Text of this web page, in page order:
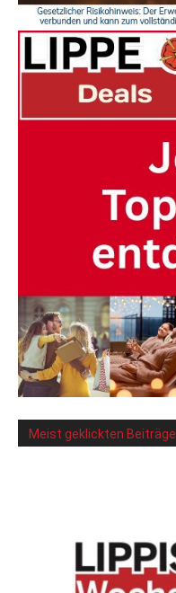
Meist geklickten Beiträge